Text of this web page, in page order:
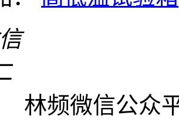
林频微信公众